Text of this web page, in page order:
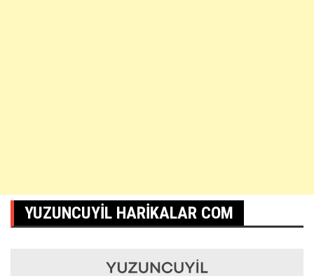
YUZUNCUYIL HARIKALAR COM